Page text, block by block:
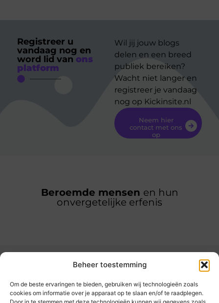
Beheer toestemming
Om de beste ervaringen te bieden, gebruiken wij technologieën zoals
cookies om informatie over je apparaat op te slaan en/of te raadplegen.
Registreer u
vandaag nog en
word lid van ons
platform
Wil jij jouw blogs
delen en een breed
publiek bereiken?
Wacht niet langer en
registreer je vandaag
nog op Kickinsite.nl
Neem hier
contact met ons
op
Beroemde mensen en hun
onvergetelijke erfenis